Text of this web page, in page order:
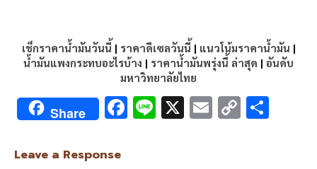
เช็กราคาน้ำมันวันนี้ | ราคาดีเซลวันนี้ | แนวโน้มราคาน้ำมัน |
น้ำมันแพงกระทบอะไรบ้าง | ราคาน้ำมันพรุ่งนี้ ล่าสุด | อันดับ
มหาวิทยาลัยไทย
Share F Li X E C
Leave a Response